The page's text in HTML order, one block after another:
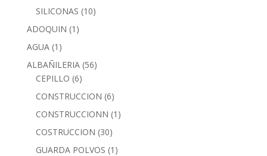
SILICONAS (10)
ADOQUIN (1)
AGUA (1)
ALBAÑILERIA (56)
CEPILLO (6)
CONSTRUCCION (6)
CONSTRUCCIONN (1)
COSTRUCCION (30)
GUARDA POLVOS (1)